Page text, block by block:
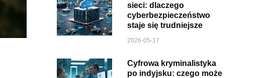
sieci: dlaczego
cyberbezpieczeństwo
staje się trudniejsze
2026-05-17
Cyfrowa kryminalistyka
po indyjsku: czego może